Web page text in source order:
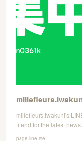
millefleurs.iwakuni's
friend for the latest news.
page.line.me